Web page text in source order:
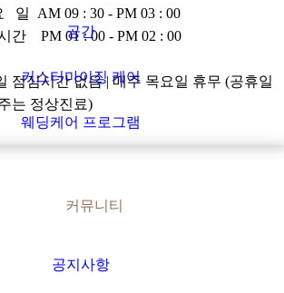
공간
커스터마이징 케어
웨딩케어 프로그램
커뮤니티
공지사항
일 AM 09 : 30 - PM 03 : 00
간 PM 01 : 00 - PM 02 : 00
점심시간 없음 | 매주 목요일 휴무 (공휴일
는 정상진료)